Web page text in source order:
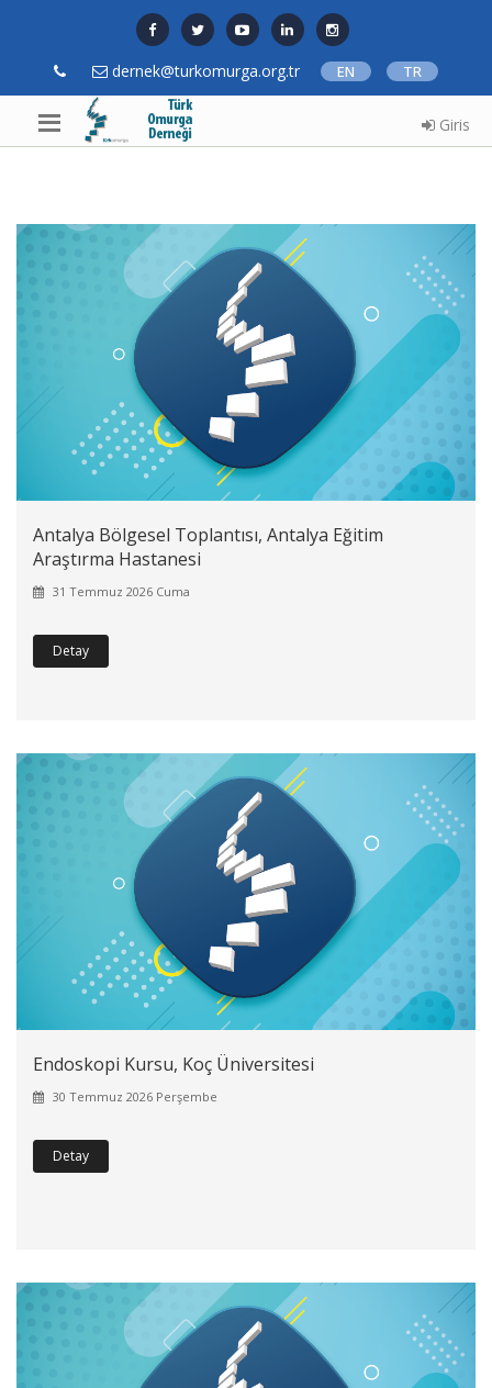
dernek@turkomurga.org.tr EN TR
Giris
Antalya Bölgesel Toplantısı, Antalya Eğitim
Araştırma Hastanesi
31 Temmuz 2026 Cuma
Detay
Endoskopi Kursu, Koç Üniversitesi
30 Temmuz 2026 Perşembe
Detay